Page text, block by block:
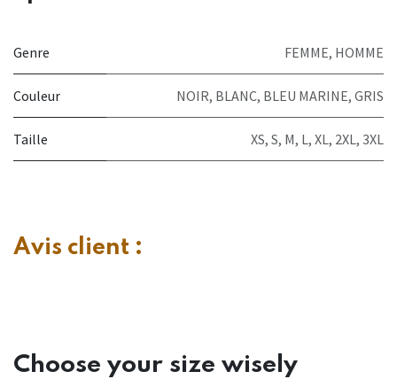
Genre FEMME, HOMME
Couleur NOIR, BLANC, BLEU MARINE, GRIS
Taille XS, S, M, L, XL, 2XL, 3XL
Avis client :
Choose your size wisely